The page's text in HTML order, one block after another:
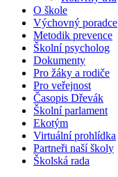
O škole
Výchovný poradce
Metodik prevence
Školní psycholog
Dokumenty
Pro žáky a rodiče
Pro veřejnost
Časopis Dřevák
Školní parlament
Ekotým
Virtuální prohlídka
Partneři naší školy
Školská rada